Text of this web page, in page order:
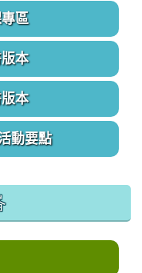
區
本
本
動要點